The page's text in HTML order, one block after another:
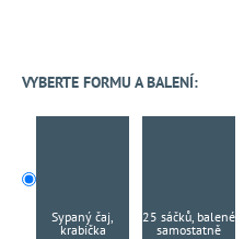
VYBERTE FORMU A BALENÍ:
Sypaný čaj,
krabička
25 sáčků, balené
samostatně
u
č
e
m